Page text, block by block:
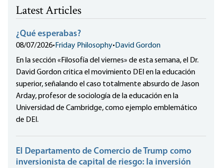
Latest Articles
¿Qué esperabas?
08/07/2026• Friday Philosophy• David Gordon
En la sección «Filosofía del viernes» de esta semana, el Dr.
David Gordon critica el movimiento DEI en la educación
superior, señalando el caso totalmente absurdo de Jason
Arday, profesor de sociología de la educación en la
Universidad de Cambridge, como ejemplo emblemático
de DEI.
El Departamento de Comercio de Trump como
inversionista de capital de riesgo: la inversión